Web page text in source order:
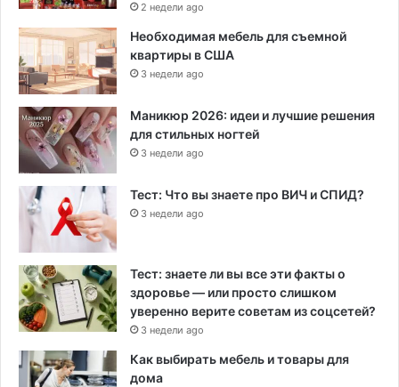
2 недели ago
Необходимая мебель для съемной
квартиры в США
3 недели ago
Маникюр 2026: идеи и лучшие решения
для стильных ногтей
3 недели ago
Тест: Что вы знаете про ВИЧ и СПИД?
3 недели ago
Тест: знаете ли вы все эти факты о
здоровье — или просто слишком
уверенно верите советам из соцсетей?
3 недели ago
Как выбирать мебель и товары для
дома